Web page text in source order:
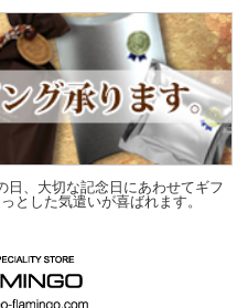
日、大切な記念日にあわせてギフ
とした気遣いが喜ばれます。